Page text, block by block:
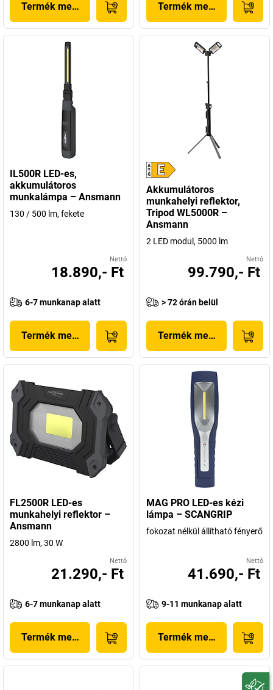
Termék megjelenítése Termék megjelenítése
IL500R LED-es,
akkumulátoros
munkalámpa – Ansmann
130 / 500 lm, fekete
Nettó
18.890,- Ft
6-7 munkanap alatt
Termék megjelenítése
Akkumulátoros
munkahelyi reflektor,
Tripod WL5000R –
Ansmann
2 LED modul, 5000 lm
Nettó
99.790,- Ft
> 72 órán belül
Termék megjelenítése
FL2500R LED-es
munkahelyi reflektor –
Ansmann
2800 lm, 30 W
Nettó
21.290,- Ft
6-7 munkanap alatt
Termék megjelenítése
MAG PRO LED-es kézi
lámpa – SCANGRIP
fokozat nélkül állítható fényerő
Nettó
41.690,- Ft
9-11 munkanap alatt
Termék megjelenítése